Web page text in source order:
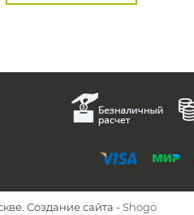
Создание сайта - Shogo